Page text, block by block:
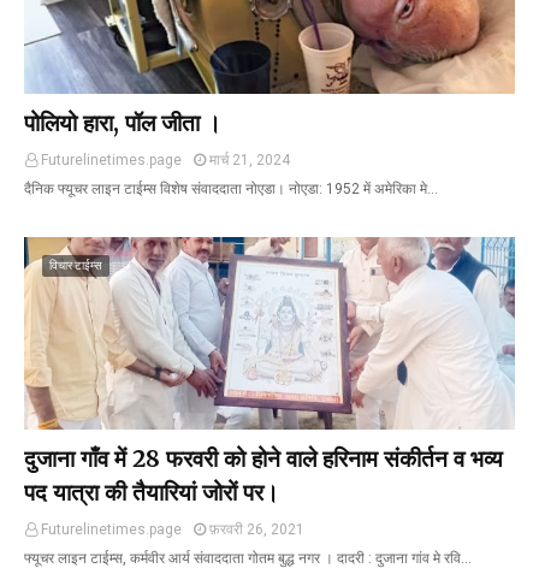
पोलियो हारा, पॉल जीता ।
Futurelinetimes.page
मार्च 21, 2024
दैनिक फ्यूचर लाइन टाईम्स विशेष संवाददाता नोएडा। नोएडा: 1952 में अमेरिका मे…
विचार टाईम्स
दुजाना गाँव में 28 फरवरी को होने वाले हरिनाम संकीर्तन व भव्य
पद यात्रा की तैयारियां जोरों पर।
Futurelinetimes.page
फ़रवरी 26, 2021
फ्यूचर लाइन टाईम्स, कर्मवीर आर्य संवाददाता गोतम बुद्ध नगर । दादरी : दुजाना गांव मे रवि…